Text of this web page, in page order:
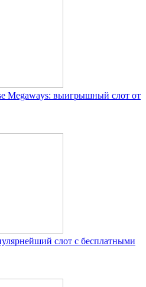
Megaways: выигрышный слот от
слот с бесплатными